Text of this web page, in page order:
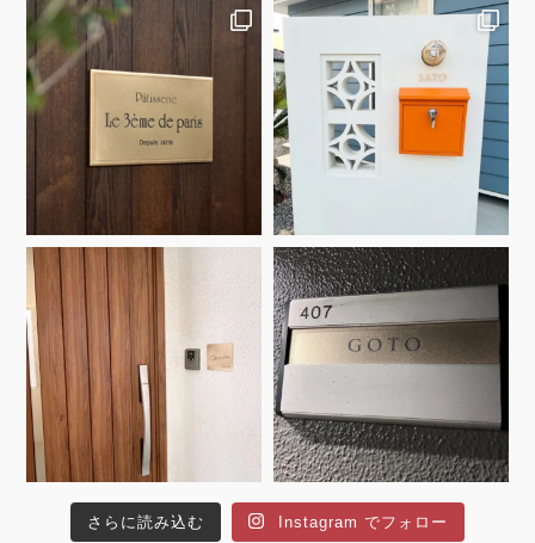
さらに読み込む Instagram でフォロー